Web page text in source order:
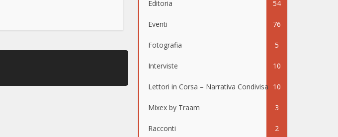
Editoria 54
Eventi 76
Fotografia 5
Interviste 10
Lettori in Corsa – Narrativa Condivisa 10
Mixex by Traam 3
Racconti 2